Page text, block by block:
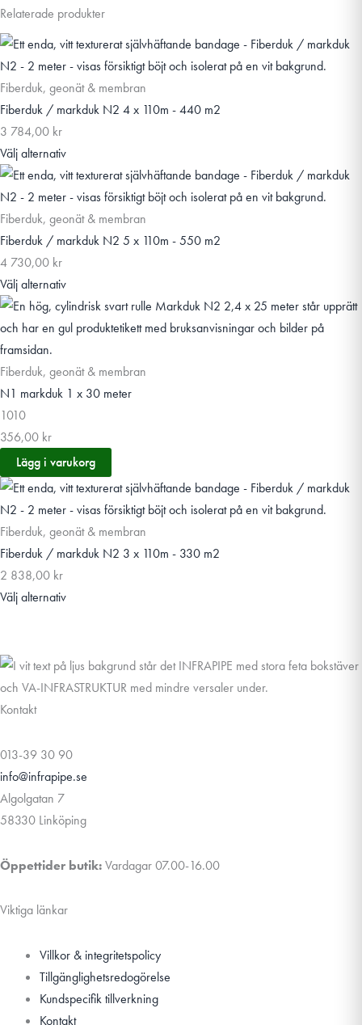
Relaterade produkter
Fiberduk, geonät & membran
Fiberduk / markduk N2 4 x 110m - 440 m2
3 784,00 kr
Välj alternativ
Fiberduk, geonät & membran
Fiberduk / markduk N2 5 x 110m - 550 m2
4 730,00 kr
Välj alternativ
Fiberduk, geonät & membran
N1 markduk 1 x 30 meter
1010
356,00 kr
Lägg i varukorg
Fiberduk, geonät & membran
Fiberduk / markduk N2 3 x 110m - 330 m2
2 838,00 kr
Välj alternativ
Kontakt
013-39 30 90
info@infrapipe.se
Algolgatan 7
58330 Linköping
Öppettider butik:Vardagar 07.00-16.00
Viktiga länkar
Villkor & integritetspolicy
Tillgänglighetsredogörelse
Kundspecifik tillverkning
Kontakt